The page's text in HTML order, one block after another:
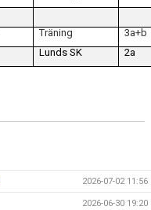
Träning
3a+b
Lunds SK 2a
2026-07-02 11:56
2026-06-30 19:20